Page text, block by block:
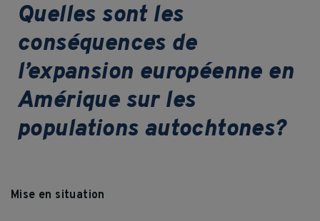
Quelles sont les
conséquences de
l’expansion européenne en
Amérique sur les
populations autochtones?
Mise en situation